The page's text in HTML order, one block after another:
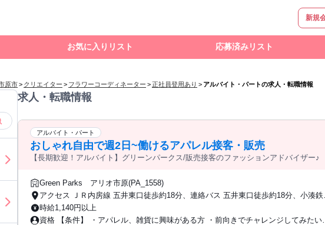
新規
お気に入りリスト 応募済みリスト
原市> クリエイター > フラワーコーディネーター >正社員登用あり > アルバイト・パートの求人・転職情報
求人・転職情報
アルバイト・パート
おしゃれ自由で週2日~働けるアパレル接客・販売
【長期歓迎！アルバイト】グリーンパークス/販売接客のファッションアドバイザー♪
Green Parks アリオ市原(PA_1558)
アクセス ＪＲ内房線 五井東口徒歩約18分、連絡バス 五井東口徒歩約18分、小湊鉄
五井東口徒歩約18分
時給1,140円以上
資格 【条件】 ・アパレル、雑貨に興味がある方 ・前向きでチャレンジしてみたい